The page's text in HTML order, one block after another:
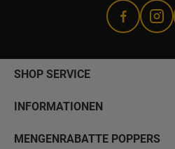
SHOP SERVICE
INFORMATIONEN
MENGENRABATTE POPPERS